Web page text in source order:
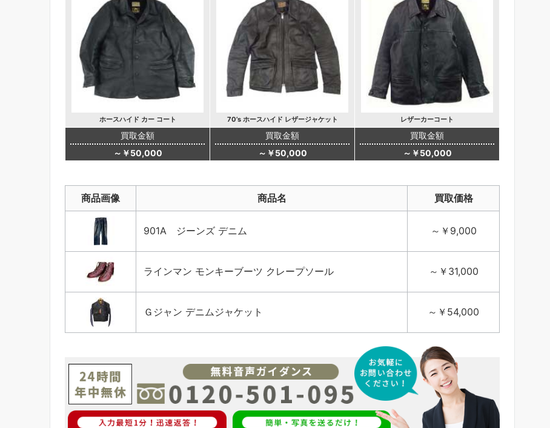
ホースハイド カー コート 70’s ホースハイド レザージャケット レザーカーコート
買取金額
～￥50,000
買取金額
～￥50,000
買取金額
～￥50,000
商品画像 商品名 買取価格
901A ジーンズ デニム ～￥9,000
ラインマン モンキーブーツ クレープソール ～￥31,000
Ｇジャン デニムジャケット ～￥54,000